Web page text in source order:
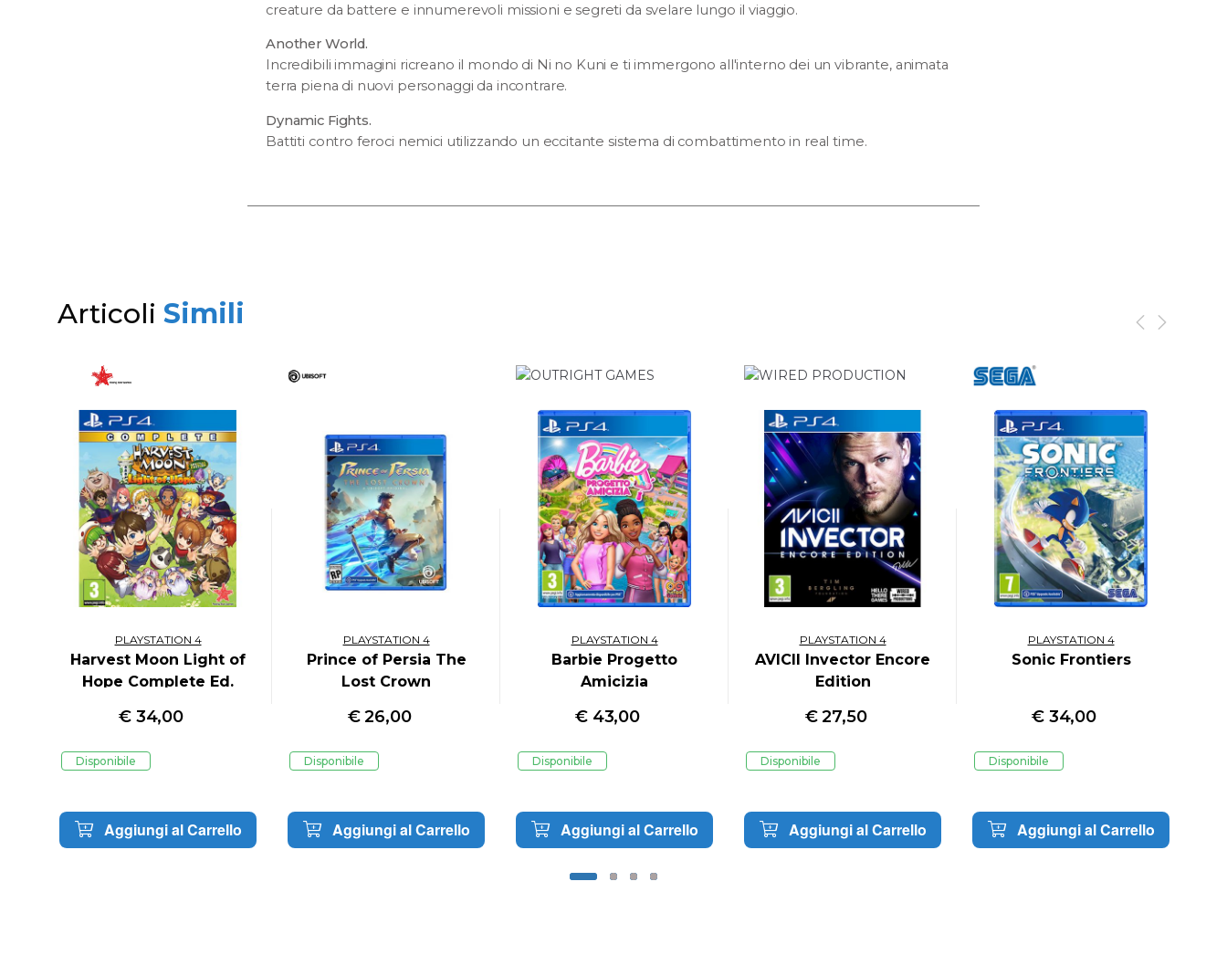
creature da battere e innumerevoli missioni e segreti da svelare lungo il viaggio.
Another World.
Incredibili immagini ricreano il mondo di Ni no Kuni e ti immergono all'interno dei un vibrante, animata
terra piena di nuovi personaggi da incontrare.
Dynamic Fights.
Battiti contro feroci nemici utilizzando un eccitante sistema di combattimento in real time.
Articoli Simili
PLAYSTATION 4
Harvest Moon Light of
Hope Complete Ed.
€ 34,00
Disponibile
Aggiungi al Carrello
PLAYSTATION 4
Prince of Persia The
Lost Crown
€26,00
Disponibile
Aggiungi al Carrello
PLAYSTATION 4
Barbie Progetto
Amicizia
€ 43,00
Disponibile
Aggiungi al Carrello
PLAYSTATION 4
AVICII Invector Encore
Edition
€27,50
Disponibile
Aggiungi al Carrello
PLAYSTATION 4
Sonic Frontiers
€ 34,00
Disponibile
Aggiungi al Carrello